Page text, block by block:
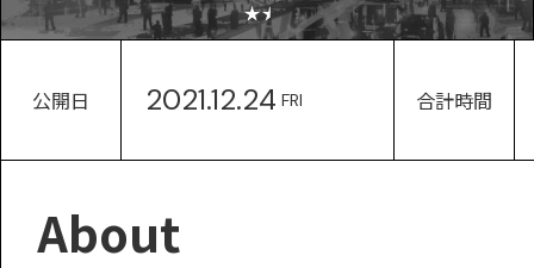
公開日 2021.12.24 FRI 合計時間
About